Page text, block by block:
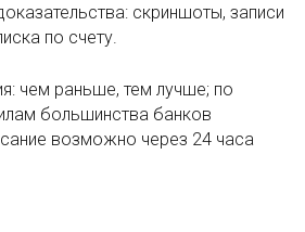
скриншоты, записи
по счету.
чем раньше, тем лучше; по
большинства банков
возможно через 24 часа